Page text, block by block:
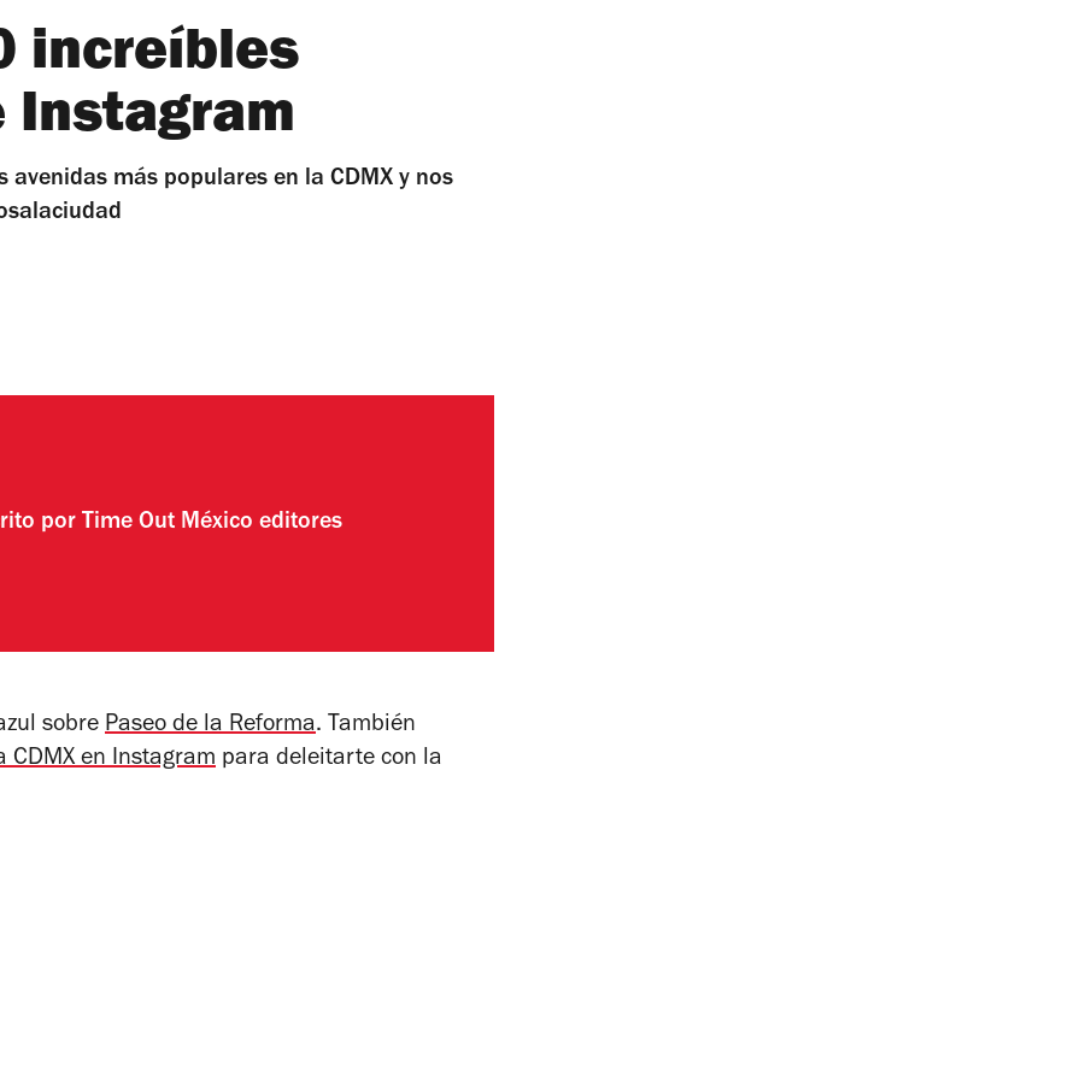
increíbles
más populares en la CDMX y nos
por Time Out México editores
sobre Paseo de la Reforma. También
CDMX en Instagram para deleitarte con la